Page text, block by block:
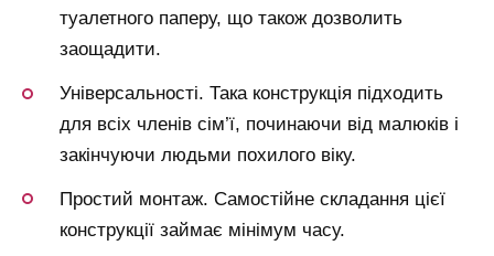
туалетного паперу, що також дозволить
заощадити.
Універсальності. Така конструкція підходить
для всіх членів сім’ї, починаючи від малюків і
закінчуючи людьми похилого віку.
Простий монтаж. Самостійне складання цієї
конструкції займає мінімум часу.